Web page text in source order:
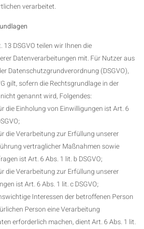
verarbeitet.
DSGVO teilen wir Ihnen die
Datenverarbeitungen mit. Für Nutzer aus
Datenschutzgrundverordnung (DSGVO),
gilt, sofern die Rechtsgrundlage in der
genannt wird, Folgendes:
die Einholung von Einwilligungen ist Art. 6
die Verarbeitung zur Erfüllung unserer
vertraglicher Maßnahmen sowie
ist Art. 6 Abs. 1 lit. b DSGVO;
die Verarbeitung zur Erfüllung unserer
ist Art. 6 Abs. 1 lit. c DSGVO;
Interessen der betroffenen Person
Person eine Verarbeitung
erforderlich machen, dient Art. 6 Abs. 1 lit.